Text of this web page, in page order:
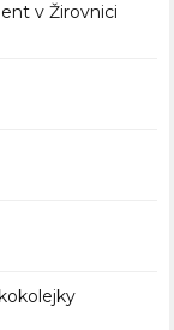
v Žirovnici